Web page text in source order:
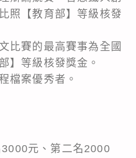
照【教育部】等級核發
比賽的最高賽事為全國
】等級核發獎金。
檔案優秀者。
3000元、第二名2000